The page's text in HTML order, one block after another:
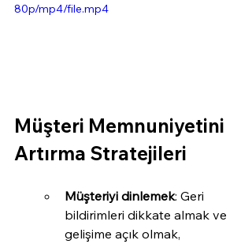
80p/mp4/file.mp4
Müşteri Memnuniyetini
Artırma Stratejileri
Müşteriyi dinlemek: Geri
bildirimleri dikkate almak ve
gelişime açık olmak,